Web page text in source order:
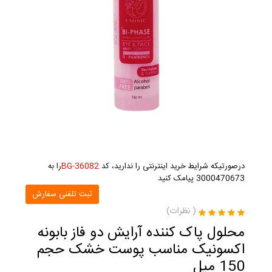
درصورتیکه شرایط خرید اینترنتی را ندارید، کد BG-36082را به
3000470673 پیامک کنید
ثبت تلفنی سفارش
( نظرات)
محلول پاک کننده آرایش دو فاز بابونه
اکسونیک مناسب پوست خشک حجم
150 میل